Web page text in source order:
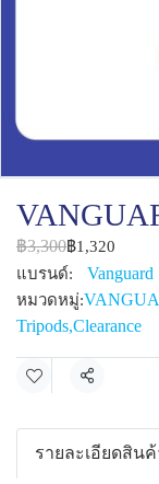
฿3,300฿1,320
แบรนด์:
Vanguard
หมวดหมู่:
Tripods,Clearance
แชร์
รายละเอียดสินค้